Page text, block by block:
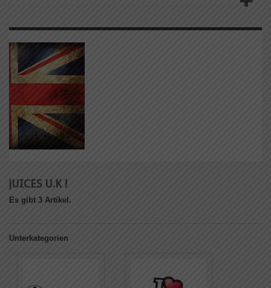
JUICES U.K !
Es gibt 3 Artikel.
Unterkategorien